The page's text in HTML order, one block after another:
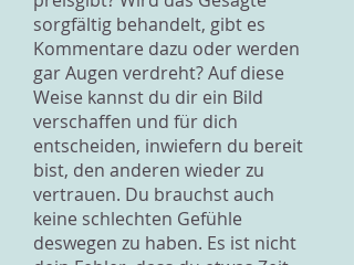
sorgfältig behandelt, gibt es
Kommentare dazu oder werden
gar Augen verdreht? Auf diese
Weise kannst du dir ein Bild
verschaffen und für dich
entscheiden, inwiefern du bereit
bist, den anderen wieder zu
vertrauen. Du brauchst auch
keine schlechten Gefühle
deswegen zu haben. Es ist nicht